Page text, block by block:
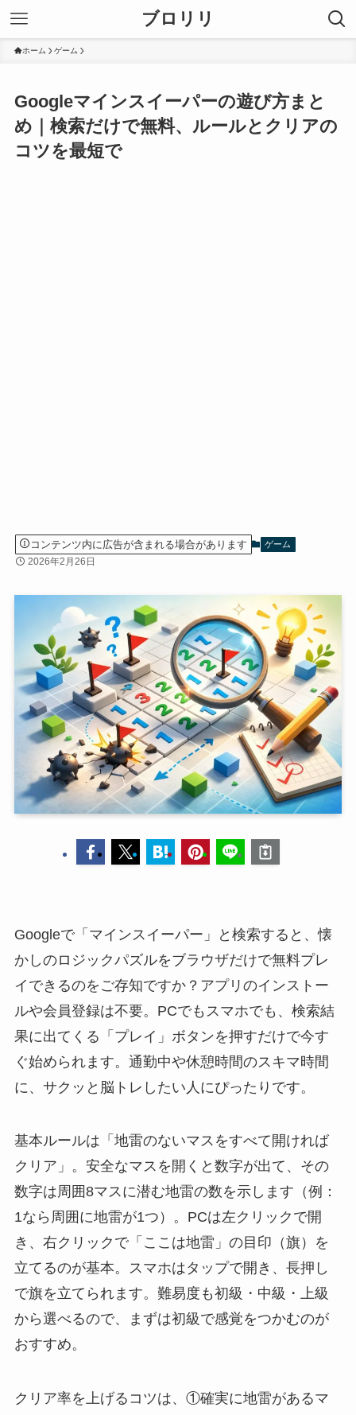
ブロリリ
ホーム ゲーム
Googleマインスイーパーの遊び方まと
め｜検索だけで無料、ルールとクリアの
コツを最短で
コンテンツ内に広告が含まれる場合があります ゲーム
2026年2月26日
Googleで「マインスイーパー」と検索すると、懐
かしのロジックパズルをブラウザだけで無料プレ
イできるのをご存知ですか？アプリのインストー
ルや会員登録は不要。PCでもスマホでも、検索結
果に出てくる「プレイ」ボタンを押すだけで今す
ぐ始められます。通勤中や休憩時間のスキマ時間
に、サクッと脳トレしたい人にぴったりです。
基本ルールは「地雷のないマスをすべて開ければ
クリア」。安全なマスを開くと数字が出て、その
数字は周囲8マスに潜む地雷の数を示します（例：
1なら周囲に地雷が1つ）。PCは左クリックで開
き、右クリックで「ここは地雷」の目印（旗）を
立てるのが基本。スマホはタップで開き、長押し
で旗を立てられます。難易度も初級・中級・上級
から選べるので、まずは初級で感覚をつかむのが
おすすめ。
クリア率を上げるコツは、①確実に地雷があるマ